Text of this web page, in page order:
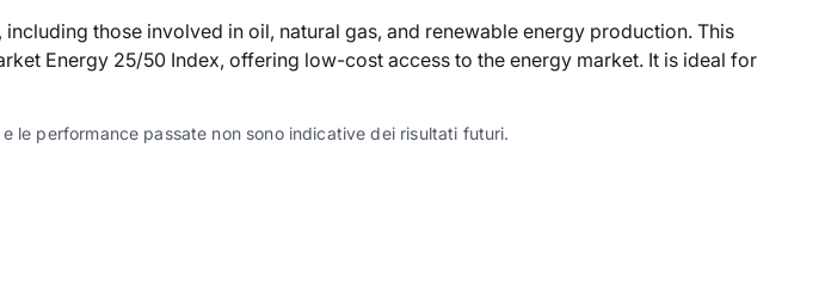
those involved in oil, natural gas, and renewable energy production. This
Energy 25/50 Index, offering low-cost access to the energy market. It is ideal for
le performance passate non sono indicative dei risultati futuri.